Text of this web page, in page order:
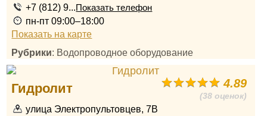
+7 (812) 9...Показать телефон
пн-пт 09:00–18:00
Показать на карте
Рубрики: Водопроводное оборудование
4.89
(38 оценок)
Гидролит
улица Электропультовцев, 7В